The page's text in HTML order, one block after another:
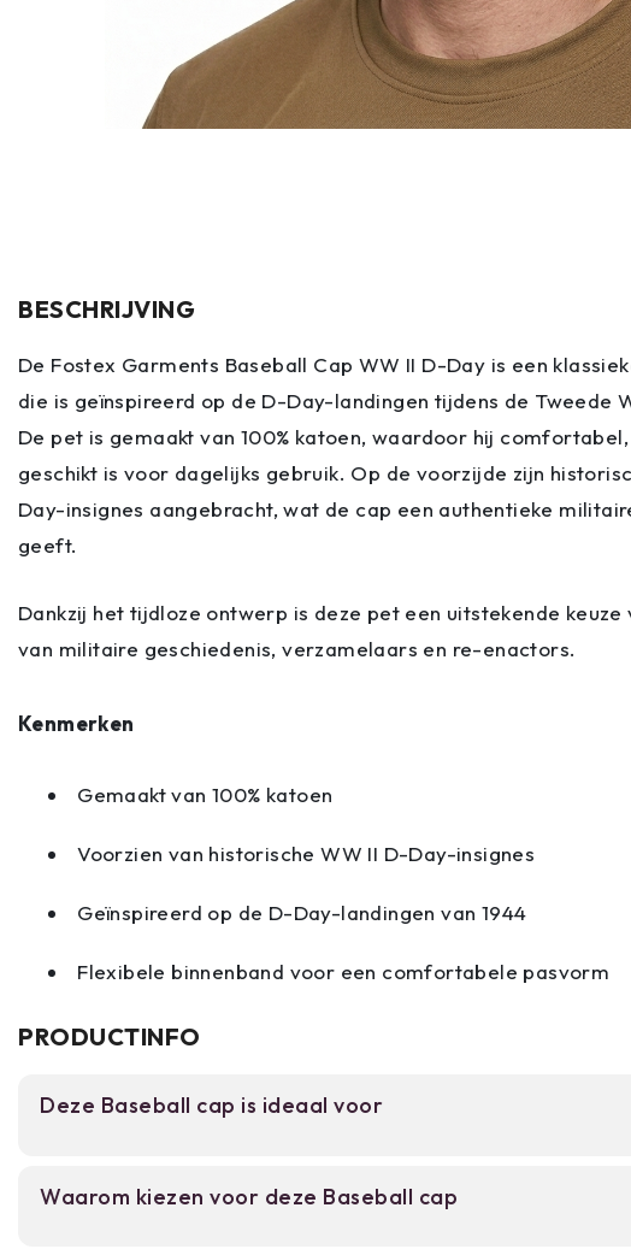
BESCHRIJVING
De Fostex Garments Baseball Cap WW II D-Day is een
die is geïnspireerd op de D-Day-landingen tijdens de Tweede
De pet is gemaakt van 100% katoen, waardoor hij
geschikt is voor dagelijks gebruik. Op de voorzijde zijn
Day-insignes aangebracht, wat de cap een authentieke
geeft.
Dankzij het tijdloze ontwerp is deze pet een uitstekende
van militaire geschiedenis, verzamelaars en re-enactors.
Kenmerken
Gemaakt van 100% katoen
Voorzien van historische WW II D-Day-insignes
Geïnspireerd op de D-Day-landingen van 1944
Flexibele binnenband voor een comfortabele pasvorm
PRODUCTINFO
Deze Baseball cap is ideaal voor
interesse in WWII D-Day willen uitdragen. Geschikt voor
Waarom kiezen voor deze Baseball cap